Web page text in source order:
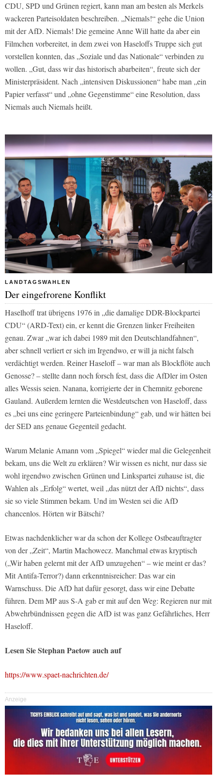
CDU, SPD und Grünen regiert, kann man am besten als Merkels
wackeren Parteisoldaten beschreiben. „Niemals!“ gehe die Union
mit der AfD. Niemals! Die gemeine Anne Will hatte da aber ein
Filmchen vorbereitet, in dem zwei von Haseloffs Truppe sich gut
vorstellen konnten, das „Soziale und das Nationale“ verbinden zu
wollen. „Gut, dass wir das historisch abarbeiten“, freute sich der
Ministerpräsident. Nach „intensiven Diskussionen“ habe man „ein
Papier verfasst“ und „ohne Gegenstimme“ eine Resolution, dass
Niemals auch Niemals heißt.
LANDTAGSWAHLEN
Der eingefrorene Konflikt
Haselhoff trat übrigens 1976 in „die damalige DDR-Blockpartei
CDU“ (ARD-Text) ein, er kennt die Grenzen linker Freiheiten
genau. Zwar „war ich dabei 1989 mit den Deutschlandfahnen“,
aber schnell verliert er sich im Irgendwo, er will ja nicht falsch
verdächtigt werden. Reiner Haseloff – war man als Blockflöte auch
Genosse? – stellte dann noch forsch fest, dass die AfDler im Osten
alles Wessis seien. Nanana, korrigierte der in Chemnitz geborene
Gauland. Außerdem lernten die Westdeutschen von Haseloff, dass
es „bei uns eine geringere Parteienbindung“ gab, und wir hätten bei
der SED ans genaue Gegenteil gedacht.
Warum Melanie Amann vom „Spiegel“ wieder mal die Gelegenheit
bekam, uns die Welt zu erklären? Wir wissen es nicht, nur dass sie
wohl irgendwo zwischen Grünen und Linkspartei zuhause ist, die
Wahlen als „Erfolg“ wertet, weil „das nützt der AfD nichts“, dass
sie so viele Stimmen bekam. Und im Westen sei die AfD
chancenlos. Hörten wir Bätschi?
Etwas nachdenklicher war da schon der Kollege Ostbeauftragter
von der „Zeit“, Martin Machowecz. Manchmal etwas kryptisch
(„Wir haben gelernt mit der AfD umzugehen“ – wie meint er das?
Mit Antifa-Terror?) dann erkenntnisreicher: Das war ein
Warnschuss. Die AfD hat dafür gesorgt, dass wir eine Debatte
führen. Dem MP aus S-A gab er mit auf den Weg: Regieren nur mit
Abwehrbündnissen gegen die AfD ist was ganz Gefährliches, Herr
Haseloff.
Lesen Sie Stephan Paetow auch auf
https://www.spaet-nachrichten.de/
Anzeige